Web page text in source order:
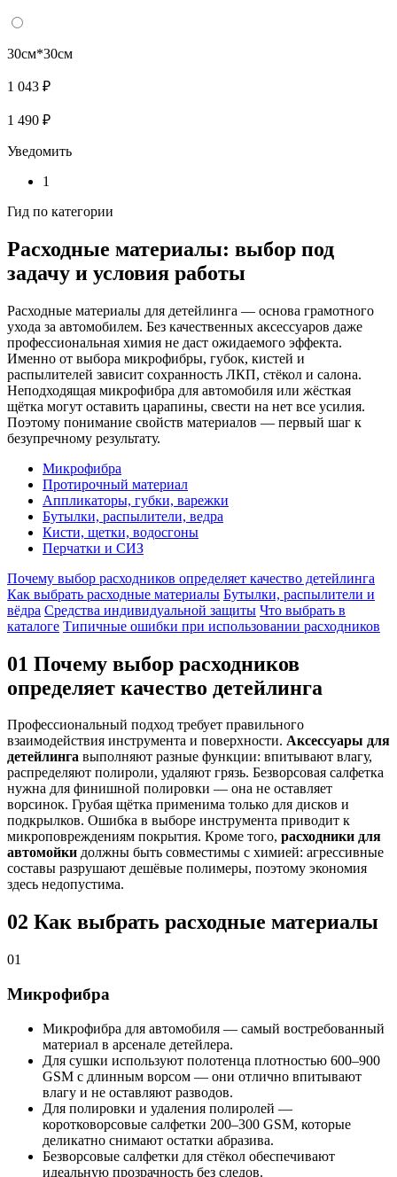
30см*30см
1 043 ₽
1 490 ₽
Уведомить
1
Гид по категории
Расходные материалы: выбор под
задачу и условия работы
Расходные материалы для детейлинга — основа грамотного
ухода за автомобилем. Без качественных аксессуаров даже
профессиональная химия не даст ожидаемого эффекта.
Именно от выбора микрофибры, губок, кистей и
распылителей зависит сохранность ЛКП, стёкол и салона.
Неподходящая микрофибра для автомобиля или жёсткая
щётка могут оставить царапины, свести на нет все усилия.
Поэтому понимание свойств материалов — первый шаг к
безупречному результату.
Микрофибра
Протирочный материал
Аппликаторы, губки, варежки
Бутылки, распылители, ведра
Кисти, щетки, водосгоны
Перчатки и СИЗ
Почему выбор расходников определяет качество детейлинга
Как выбрать расходные материалы Бутылки, распылители и
вёдра Средства индивидуальной защиты Что выбрать в
каталоге Типичные ошибки при использовании расходников
01 Почему выбор расходников
определяет качество детейлинга
Профессиональный подход требует правильного
взаимодействия инструмента и поверхности. Аксессуары для
детейлинга выполняют разные функции: впитывают влагу,
распределяют полироли, удаляют грязь. Безворсовая салфетка
нужна для финишной полировки — она не оставляет
ворсинок. Грубая щётка применима только для дисков и
подкрылков. Ошибка в выборе инструмента приводит к
микроповреждениям покрытия. Кроме того, расходники для
автомойки должны быть совместимы с химией: агрессивные
составы разрушают дешёвые полимеры, поэтому экономия
здесь недопустима.
02 Как выбрать расходные материалы
01
Микрофибра
Микрофибра для автомобиля — самый востребованный
материал в арсенале детейлера.
Для сушки используют полотенца плотностью 600–900
GSM с длинным ворсом — они отлично впитывают
влагу и не оставляют разводов.
Для полировки и удаления полиролей —
коротковорсовые салфетки 200–300 GSM, которые
деликатно снимают остатки абразива.
Безворсовые салфетки для стёкол обеспечивают
идеальную прозрачность без следов.